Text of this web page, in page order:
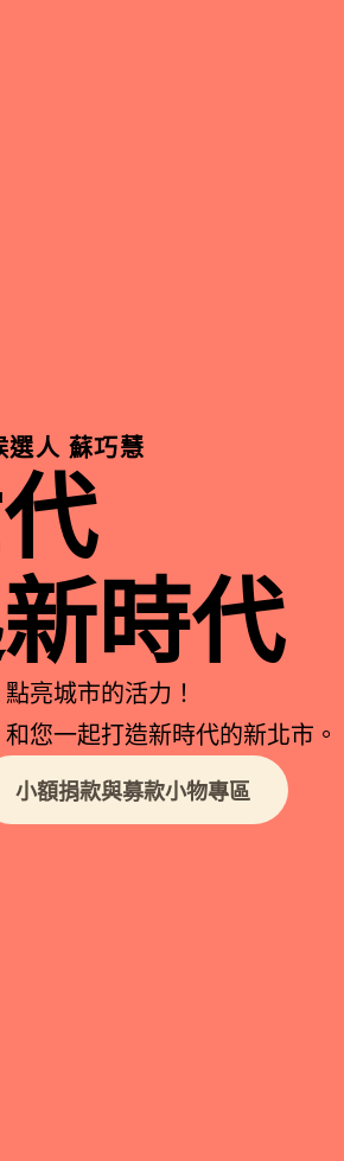
人 蘇巧慧
時代
亮城市的活力！
您一起打造新時代的新北市。
小額捐款與募款小物專區